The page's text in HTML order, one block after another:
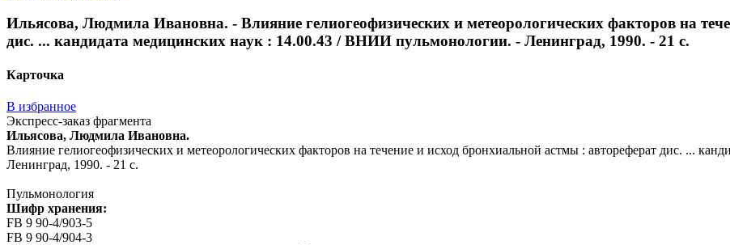
Ильясова, Людмила Ивановна. - Влияние гелиогеофизических и метеорологических факторов на
дис. ... кандидата медицинских наук : 14.00.43 / ВНИИ пульмонологии. - Ленинград, 1990. - 21 с.
Карточка
В избранное
Экспресс-заказ фрагмента
Ильясова, Людмила Ивановна.
Влияние гелиогеофизических и метеорологических факторов на течение и исход бронхиальной астмы : автореферат дис. ...
Ленинград, 1990. - 21 с.
Пульмонология
Шифр хранения:
FB 9 90-4/903-5
FB 9 90-4/904-3